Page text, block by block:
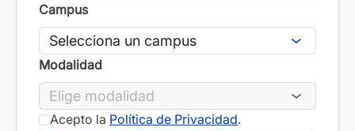
Campus
Modalidad
Acepto la Política de Privacidad.